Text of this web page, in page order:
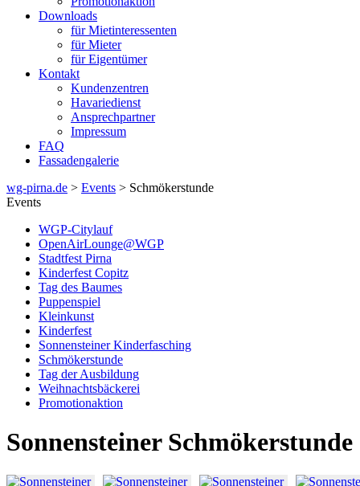
Downloads
für Mietinteressenten
für Mieter
für Eigentümer
Kontakt
Kundenzentren
Havariedienst
Ansprechpartner
Impressum
FAQ
Fassadengalerie
wg-pirna.de > Events > Schmökerstunde
Events
WGP-Citylauf
OpenAirLounge@WGP
Stadtfest Pirna
Kinderfest Copitz
Tag des Baumes
Puppenspiel
Kleinkunst
Kinderfest
Sonnensteiner Kinderfasching
Schmökerstunde
Tag der Ausbildung
Weihnachtsbäckerei
Promotionaktion
Sonnensteiner Schmökerstunde